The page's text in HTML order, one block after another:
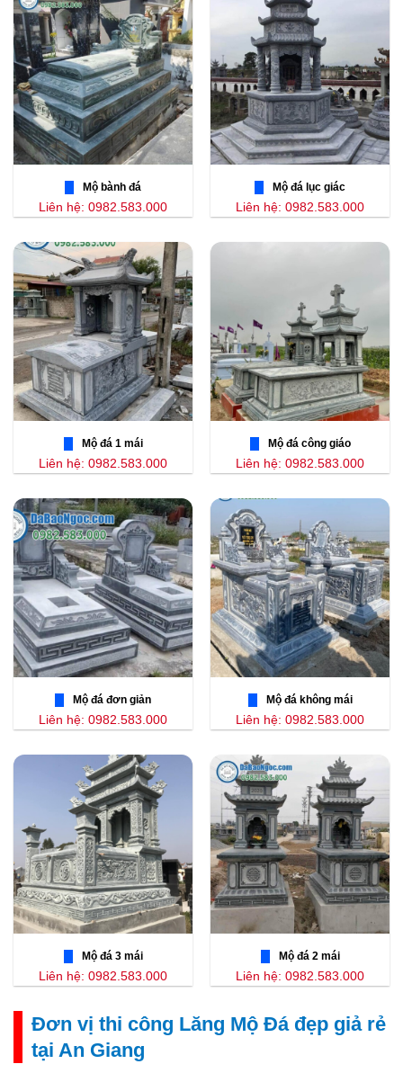
Mộ bành đá
Liên hệ: 0982.583.000
Mộ đá lục giác
Liên hệ: 0982.583.000
Mộ đá 1 mái
Liên hệ: 0982.583.000
Mộ đá công giáo
Liên hệ: 0982.583.000
Mộ đá đơn giản
Liên hệ: 0982.583.000
Mộ đá không mái
Liên hệ: 0982.583.000
Mộ đá 3 mái
Liên hệ: 0982.583.000
Mộ đá 2 mái
Liên hệ: 0982.583.000
Đơn vị thi công Lăng Mộ Đá đẹp giả rẻ
tại An Giang